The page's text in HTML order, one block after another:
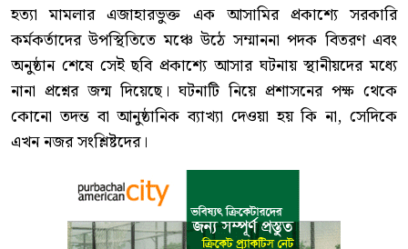
হত্যা মামলার এজাহারভুক্ত এক আসামির প্রকাশ্যে সরকারি
কর্মকর্তাদের উপস্থিতিতে মঞ্চে উঠে সম্মাননা পদক বিতরণ এবং
অনুষ্ঠান শেষে সেই ছবি প্রকাশ্যে আসার ঘটনায় স্থানীয়দের মধ্যে
নানা প্রশ্নের জন্ম দিয়েছে। ঘটনাটি নিয়ে প্রশাসনের পক্ষ থেকে
কোনো তদন্ত বা আনুষ্ঠানিক ব্যাখ্যা দেওয়া হয় কি না, সেদিকে
এখন নজর সংশ্লিষ্টদের।